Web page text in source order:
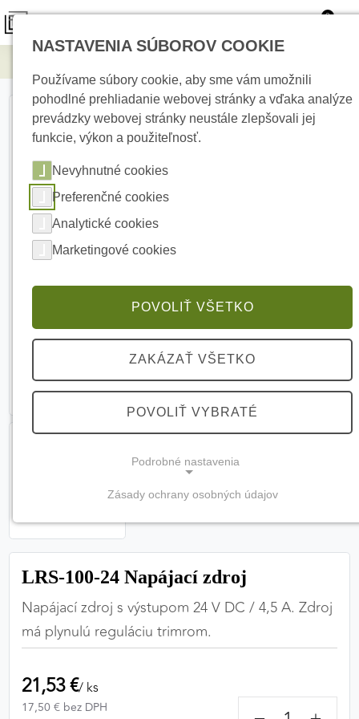
0
LRS-100-24 Napájací zdroj
Napájací zdroj s výstupom 24 V DC / 4,5 A. Zdroj
má plynulú reguláciu trimrom.
21,53 €/ ks
17,50 € bez DPH
NASTAVENIA SÚBOROV COOKIE
Používame súbory cookie, aby sme vám umožnili
pohodlné prehliadanie webovej stránky a vďaka analýze
prevádzky webovej stránky neustále zlepšovali jej
funkcie, výkon a použiteľnosť.
Nevyhnutné cookies
Preferenčné cookies
Analytické cookies
Marketingové cookies
POVOLIŤ VŠETKO
ZAKÁZAŤ VŠETKO
POVOLIŤ VYBRATÉ
Podrobné nastavenia
webovej stránky a bez nich by nebolo možné
zabezpečiť jej plnú funkčnosť.
Nevyhnutné cookies
PREFERENČNÉ COOKIES
Zásady ochrany osobných údajov